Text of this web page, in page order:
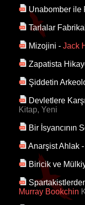
Unabomber ile
Tarlalar
Mizojini - Jack
Zapatista
Şiddetin
Devletlere
Kitap, Yeni
Bir İsyancının
Anarşist Ahlak -
Biricik ve
Murray Bookchin